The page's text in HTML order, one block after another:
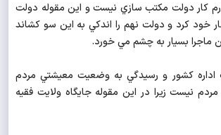
كار دولت مكتب سازي نيست و اين مقوله دولت
خود كرد و دولت نهم را اندكي به اين سو كشاند
ماجرا بسيار به چشم مي خورد.
كشور و رسيدگي به وضعيت معيشتي مردم
نيست زيرا در اين مقوله جايگاه ولايت فقيه